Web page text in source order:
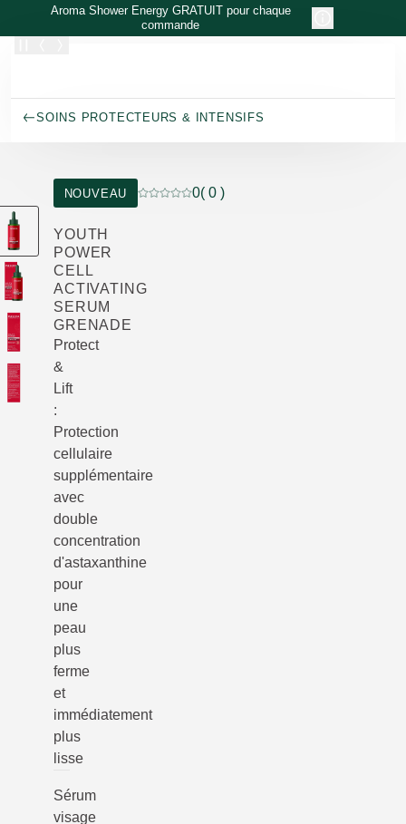
Allez au contenu principal
Aroma Shower Energy GRATUIT pour chaque
commande
SOINS PROTECTEURS & INTENSIFS
NOUVEAU
Note actuelle : 0 sur 5 étoiles Noté par 0
0( 0 )
YOUTH
POWER
CELL
ACTIVATING
SERUM
GRENADE
Protect
&
Lift
:
Protection
cellulaire
supplémentaire
avec
double
concentration
d'astaxanthine
pour
une
peau
plus
ferme
et
immédiatement
plus
lisse
Sérum
visage